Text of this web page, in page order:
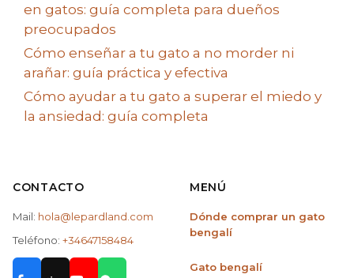
en gatos: guía completa para dueños
preocupados
Cómo enseñar a tu gato a no morder ni
arañar: guía práctica y efectiva
Cómo ayudar a tu gato a superar el miedo y
la ansiedad: guía completa
CONTACTO
Mail: hola@lepardland.com
Teléfono: +34647158484
MENÚ
Dónde comprar un gato
bengalí
Gato bengalí